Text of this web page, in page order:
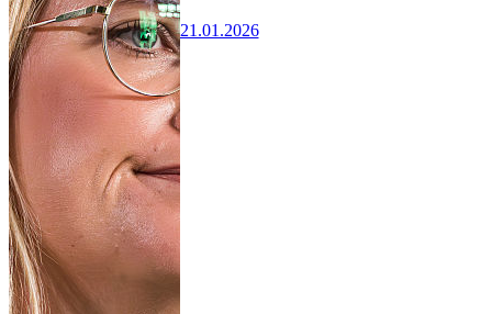
21.01.2026